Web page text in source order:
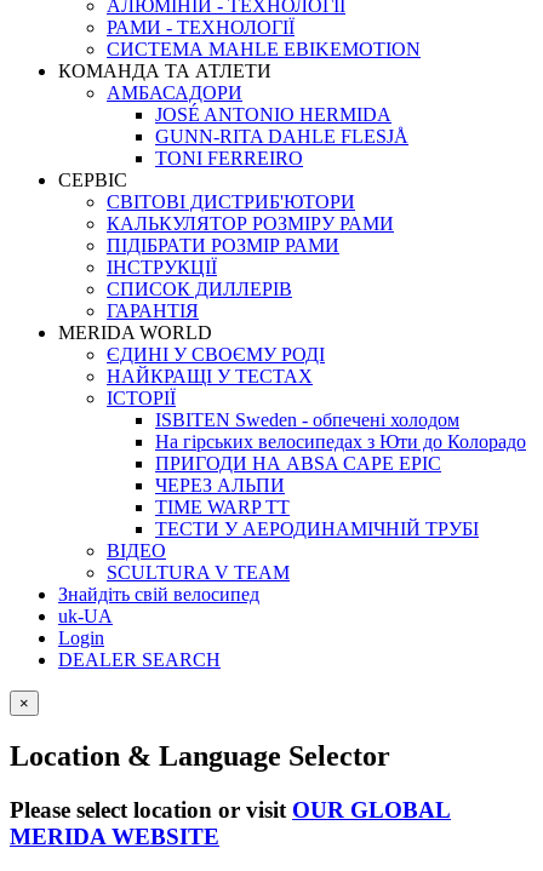
АЛЮМІНІЙ - ТЕХНОЛОГІЇ
РАМИ - ТЕХНОЛОГІЇ
СИСТЕМА MAHLE EBIKEMOTION
КОМАНДА ТА АТЛЕТИ
АМБАСАДОРИ
JOSÉ ANTONIO HERMIDA
GUNN-RITA DAHLE FLESJÅ
TONI FERREIRO
СЕРВІС
СВІТОВІ ДИСТРИБ'ЮТОРИ
КАЛЬКУЛЯТОР РОЗМIРУ РАМИ
ПІДІБРАТИ РОЗМІР РАМИ
IНСТРУКЦIЇ
СПИСОК ДИЛЛЕРІВ
ГАРАНТIЯ
MERIDA WORLD
ЄДИНI У СВОЄМУ РОДI
НАЙКРАЩІ У ТЕСТАХ
ІСТОРІЇ
ISBITEN Sweden - обпечені холодом
На гірських велосипедах з Юти до Колорадо
ПРИГОДИ НА ABSA CAPE EPIC
ЧЕРЕЗ АЛЬПИ
TIME WARP TT
ТЕСТИ У АЕРОДИНАМІЧНІЙ ТРУБІ
ВІДЕО
SCULTURA V TEAM
Знайдіть свій велосипед
uk-UA
Login
DEALER SEARCH
×
Location & Language Selector
Please select location or visit OUR GLOBAL
MERIDA WEBSITE